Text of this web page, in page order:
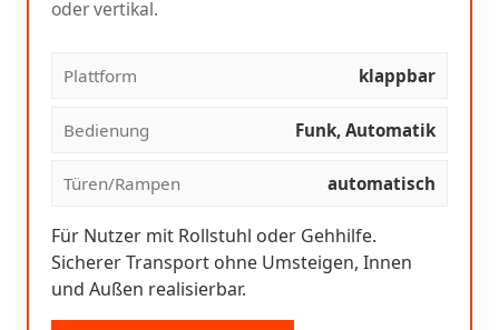
oder vertikal.
Plattform klappbar
Bedienung Funk, Automatik
Türen/Rampen automatisch
Für Nutzer mit Rollstuhl oder Gehhilfe.
Sicherer Transport ohne Umsteigen, Innen
und Außen realisierbar.